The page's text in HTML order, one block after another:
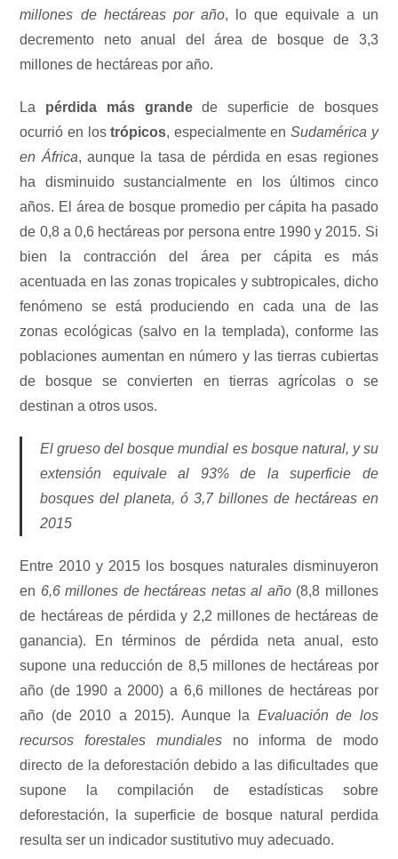
millones de hectáreas por año, lo que equivale a un
decremento neto anual del área de bosque de 3,3
millones de hectáreas por año.
La pérdida más grandede superficie de bosques
ocurrió en lostrópicos, especialmente en Sudamérica y
en África, aunque la tasa de pérdida en esas regiones
ha disminuido sustancialmente en los últimos cinco
años. El área de bosque promedio per cápita ha pasado
de 0,8 a 0,6 hectáreas por persona entre 1990 y 2015. Si
bien la contracción del área per cápita es más
acentuada en las zonas tropicales y subtropicales, dicho
fenómeno se está produciendo en cada una de las
zonas ecológicas (salvo en la templada), conforme las
poblaciones aumentan en número y las tierras cubiertas
de bosque se convierten en tierras agrícolas o se
destinan a otros usos.
El grueso del bosque mundial es bosque natural, y su
extensión equivale al 93% de la superficie de
bosques del planeta, ó 3,7 billones de hectáreas en
2015
Entre 2010 y 2015 los bosques naturales disminuyeron
en 6,6 millones de hectáreas netas al año(8,8 millones
de hectáreas de pérdida y 2,2 millones de hectáreas de
ganancia). En términos de pérdida neta anual, esto
supone una reducción de 8,5 millones de hectáreas por
año (de 1990 a 2000) a 6,6 millones de hectáreas por
año (de 2010 a 2015). Aunque la Evaluación de los
recursos forestales mundialesno informa de modo
directo de la deforestación debido a las dificultades que
supone la compilación de estadísticas sobre
deforestación, la superficie de bosque natural perdida
resulta ser un indicador sustitutivo muy adecuado.